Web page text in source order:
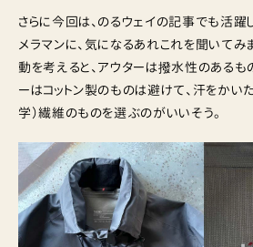
さらに今回は、のるウェイの記事でも活
メラマンに、気になるあれこれを聞いてみ
動を考えると、アウターは撥水性のあるも
ーはコットン製のものは避けて、汗をかい
学）繊維のものを選ぶのがいいそう。